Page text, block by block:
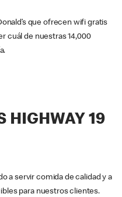
que ofrecen wifi gratis
cuál de nuestras 14,000
HIGHWAY 19
a servir comida de calidad y a
para nuestros clientes.